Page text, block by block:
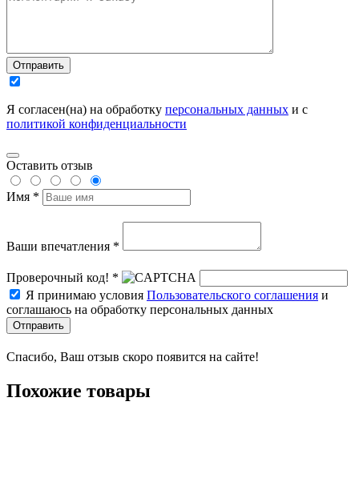
Отправить
Я согласен(на) на обработку персональных данных и с
политикой конфиденциальности
Оставить отзыв
Имя *
Ваши впечатления *
Проверочный код! *
Я принимаю условия Пользовательского соглашения и
соглашаюсь на обработку персональных данных
Отправить
Спасибо, Ваш отзыв скоро появится на сайте!
Похожие товары